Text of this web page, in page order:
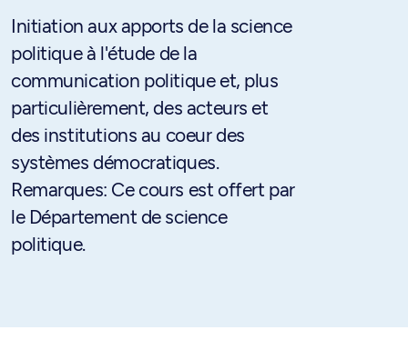
Initiation aux apports de la science
politique à l'étude de la
communication politique et, plus
particulièrement, des acteurs et
des institutions au coeur des
systèmes démocratiques.
Remarques: Ce cours est offert par
le Département de science
politique.